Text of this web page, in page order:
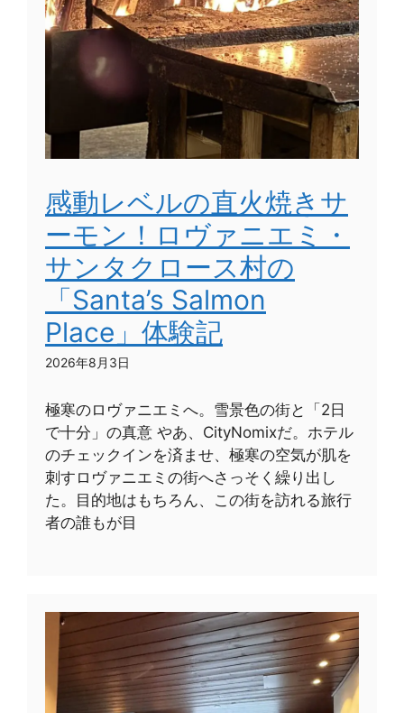
感動レベルの直火焼きサ
ーモン！ロヴァニエミ・
サンタクロース村の
「Santa’s Salmon
Place」体験記
2026年8月3日
極寒のロヴァニエミへ。雪景色の街と「2日
で十分」の真意 やあ、CityNomixだ。ホテル
のチェックインを済ませ、極寒の空気が肌を
刺すロヴァニエミの街へさっそく繰り出し
た。目的地はもちろん、この街を訪れる旅行
者の誰もが目